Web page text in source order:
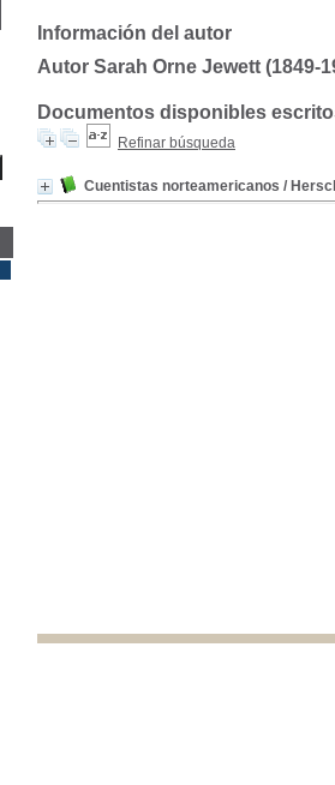
Información del autor
Autor Sarah Orne Jewett (1849-
Documentos disponibles
Refinar búsqueda
Cuentistas norteamericanos /